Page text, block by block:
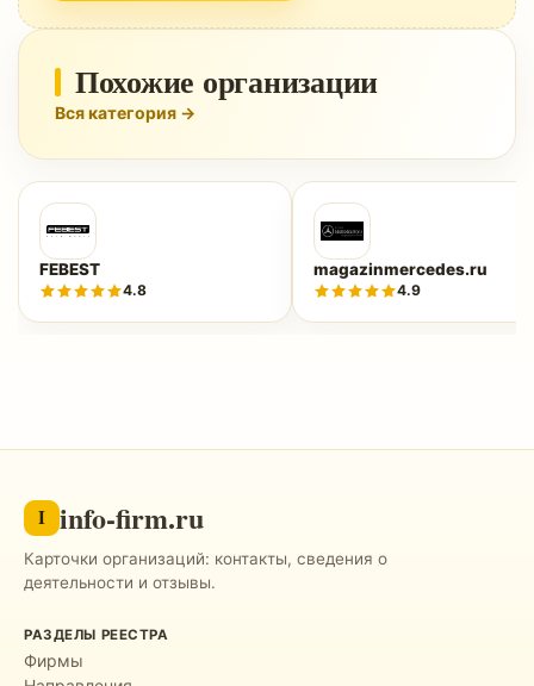
Похожие организации
Вся категория →
FEBEST
4.8
magazinmercedes.ru
4.9
I info-firm.ru
Карточки организаций: контакты, сведения о
деятельности и отзывы.
РАЗДЕЛЫ РЕЕСТРА
Фирмы